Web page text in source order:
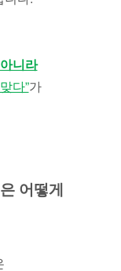
니라
다”가
어떻게